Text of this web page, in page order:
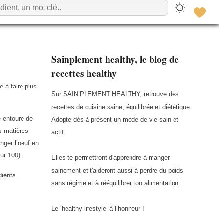
à faire plus
entouré de
matières
l’oeuf en
100).
Sainplement healthy, le blog de
recettes healthy
Sur SAIN’PLEMENT HEALTHY, retrouve des
recettes de cuisine saine, équilibrée et diététique.
Adopte dès à présent un mode de vie sain et
actif.
Elles te permettront d'apprendre à manger
sainement et t'aideront aussi à perdre du poids
sans régime et à rééquilibrer ton alimentation.
Le ‘healthy lifestyle’ à l’honneur !